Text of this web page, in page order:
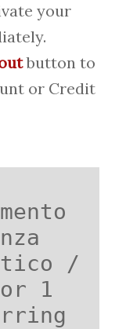
your
button to
or Credit
/
1